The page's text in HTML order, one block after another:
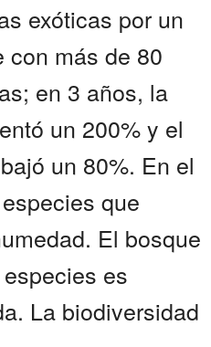
exóticas por un
con más de 80
en 3 años, la
un 200% y el
un 80%. En el
que
El bosque
es
La biodiversidad